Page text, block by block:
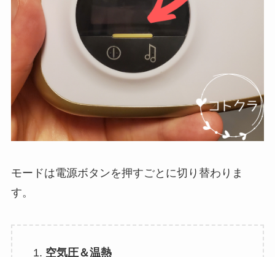
モードは電源ボタンを押すごとに切り替わりま
す。
空気圧＆温熱